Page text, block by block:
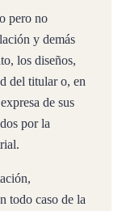
pero no
y demás
los diseños,
del titular o, en
de sus
por la
todo caso de la